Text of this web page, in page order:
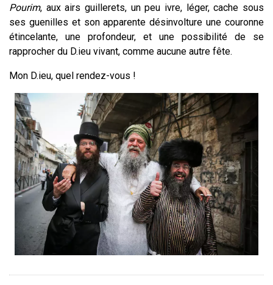
Pourim, aux airs guillerets, un peu ivre, léger, cache sous
ses guenilles et son apparente désinvolture une couronne
étincelante, une profondeur, et une possibilité de se
rapprocher du D.ieu vivant, comme aucune autre fête.
Mon D.ieu, quel rendez-vous !